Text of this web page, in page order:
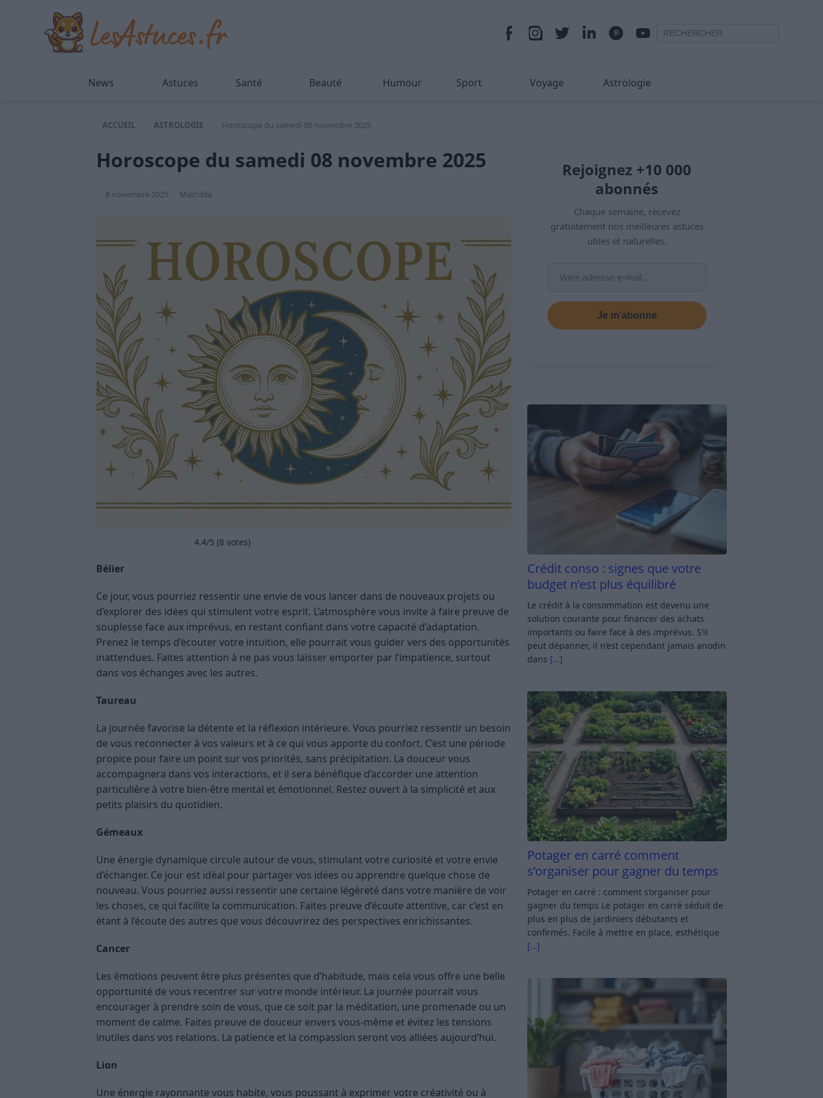
News Astuces Santé Beauté Humour Sport Voyage Astrologie
ACCUEIL ASTROLOGIE Horoscope du samedi 08 novembre 2025
Horoscope du samedi 08 novembre 2025
8 novembre 2025 Mathilda
4.4/5 (8 votes)
Bélier
Ce jour, vous pourriez ressentir une envie de vous lancer dans de nouveaux projets ou
d’explorer des idées qui stimulent votre esprit. L’atmosphère vous invite à faire preuve de
souplesse face aux imprévus, en restant confiant dans votre capacité d’adaptation.
Prenez le temps d’écouter votre intuition, elle pourrait vous guider vers des opportunités
inattendues. Faites attention à ne pas vous laisser emporter par l’impatience, surtout
dans vos échanges avec les autres.
Taureau
La journée favorise la détente et la réflexion intérieure. Vous pourriez ressentir un besoin
de vous reconnecter à vos valeurs et à ce qui vous apporte du confort. C’est une période
propice pour faire un point sur vos priorités, sans précipitation. La douceur vous
accompagnera dans vos interactions, et il sera bénéfique d’accorder une attention
particulière à votre bien-être mental et émotionnel. Restez ouvert à la simplicité et aux
petits plaisirs du quotidien.
Gémeaux
Une énergie dynamique circule autour de vous, stimulant votre curiosité et votre envie
d’échanger. Ce jour est idéal pour partager vos idées ou apprendre quelque chose de
nouveau. Vous pourriez aussi ressentir une certaine légèreté dans votre manière de voir
les choses, ce qui facilite la communication. Faites preuve d’écoute attentive, car c’est en
étant à l’écoute des autres que vous découvrirez des perspectives enrichissantes.
Cancer
Les émotions peuvent être plus présentes que d’habitude, mais cela vous offre une belle
opportunité de vous recentrer sur votre monde intérieur. La journée pourrait vous
encourager à prendre soin de vous, que ce soit par la méditation, une promenade ou un
moment de calme. Faites preuve de douceur envers vous-même et évitez les tensions
inutiles dans vos relations. La patience et la compassion seront vos alliées aujourd’hui.
Lion
Une énergie rayonnante vous habite, vous poussant à exprimer votre créativité ou à
Rejoignez +10 000
abonnés
Chaque semaine, recevez
gratuitement nos meilleures astuces
utiles et naturelles.
Je m’abonne
Crédit conso : signes que votre
budget n’est plus équilibré
Le crédit à la consommation est devenu une
solution courante pour financer des achats
importants ou faire face à des imprévus. S’il
peut dépanner, il n’est cependant jamais anodin
dans […]
Potager en carré comment
s’organiser pour gagner du temps
Potager en carré : comment s’organiser pour
gagner du temps Le potager en carré séduit de
plus en plus de jardiniers débutants et
confirmés. Facile à mettre en place, esthétique
[…]